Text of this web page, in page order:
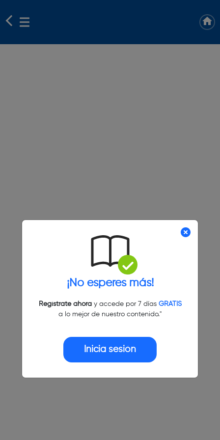
¡No esperes más!
Regístrate ahoray accede por 7 días GRATIS
a lo mejor de nuestro contenido."
Inicia sesión